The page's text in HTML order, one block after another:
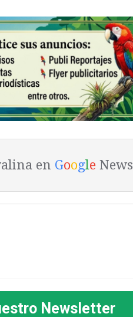
en GoogleNews
Newsletter